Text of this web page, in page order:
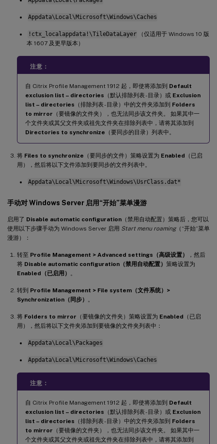
Appdata\Local\Microsoft\Windows\Caches
!ctx_localappdata!\TileDataLayer
（仅适用于 Windows 10 版
本 1607 及更早版本）
注意：
自 Citrix Profile Management 1912 起，即使将添加到 Default
exclusion list – directories （默认排除列表 - 目录）或 Exclusion
list – directories （排除列表 - 目录）中的文件夹添加到 Folders
to mirror （要镜像的文件夹），也无法同步该文件夹。 如果其中一
个文件夹或其父文件夹或祖先文件夹在排除列表中，请将其添加到
Directories to synchronize （要同步的目录）列表中。
将 Files to synchronize （要同步的文件）策略设置为 Enabled （已启
用），然后将以下文件添加到要同步的文件列表中。
Appdata\Local\Microsoft\Windows\UsrClass.dat*
手动对 Windows Server 启用“开始”菜单漫游
启用了 Disable automatic configuration （禁用自动配置）策略后，您可以
使用以下步骤手动为 Windows Server 启用 Start menu roaming（“开始”菜单
漫游）：
转至 Profile Management > Advanced settings（高级设置）
，然后
将 Disable automatic configuration（禁用自动配置） 策略设置为
Enabled（已启用） 。
转到 Profile Management > File system（文件系统）>
Synchronization（同步） 。
将 Folders to mirror （要镜像的文件夹）策略设置为 Enabled （已启
用），然后将以下文件夹添加到要镜像的文件夹列表中：
Appdata\Local\Packages
Appdata\Local\Microsoft\Windows\Caches
注意：
自 Citrix Profile Management 1912 起，即使将添加到 Default
exclusion list – directories （默认排除列表 - 目录）或 Exclusion
list – directories （排除列表 - 目录）中的文件夹添加到 Folders
to mirror （要镜像的文件夹），也无法同步该文件夹。 如果其中一
个文件夹或其父文件夹或祖先文件夹在排除列表中，请将其添加到